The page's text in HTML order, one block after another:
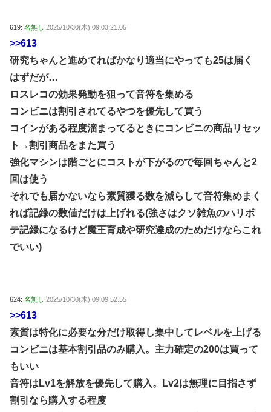
619: 名無し 2025/10/30(木) 09:03:21.05
>>613
研究ちゃんと進めてればかなり適当にやっても25は届く
はずだが…
ロスレコの効果発動を狙って音符を集める
コンビニは割引されてるやつを優先して買う
コインがある程度溜まってるときにコンビニの商品リセッ
ト→割引商品をまた買う
強化マシンは階ごとにコストが下がるので毎回ちゃんと2
回は使う
それでも届かないなら素質獲る数を減らして音符集めまく
れば記録の数値だけは上げれる(強さはクソ雑魚のハリボ
テ記録になるけど魔王育成や研究達成のためだけならこれ
でいい)
624: 名無し 2025/10/30(木) 09:09:52.55
>>613
素質は特化に必要な分だけ取得し集中してレベルを上げる
コンビニは基本割引品のみ購入。主力確定の200は買って
もいい
音符はLv1を解放を優先して購入。Lv2は無理に目指さず
割引なら購入する程度